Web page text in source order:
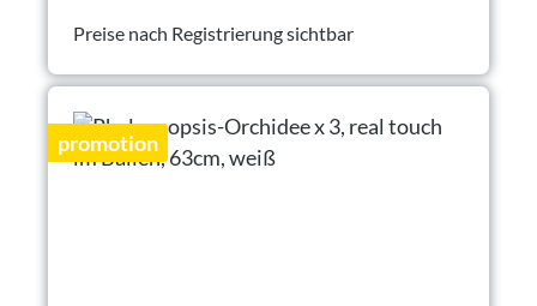
Preise nach Registrierung sichtbar
promotion